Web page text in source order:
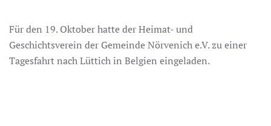
Für den 19. Oktober hatte der Heimat- und
Geschichtsverein der Gemeinde Nörvenich e.V. zu einer
Tagesfahrt nach Lüttich in Belgien eingeladen.